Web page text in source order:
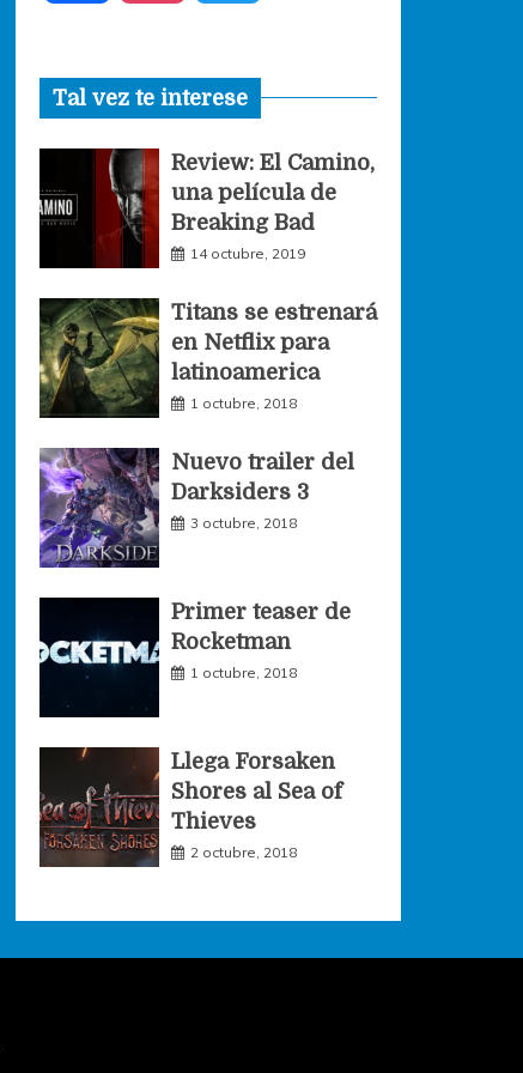
c
e
b
o
o
s
t
a
g
r
m
i
t
t
r
Tal vez te interese
Review: El Camino,
una película de
Breaking Bad
14 octubre, 2019
Titans se estrenará
en Netflix para
latinoamerica
1 octubre, 2018
Nuevo trailer del
Darksiders 3
3 octubre, 2018
Primer teaser de
Rocketman
1 octubre, 2018
Llega Forsaken
Shores al Sea of
Thieves
2 octubre, 2018